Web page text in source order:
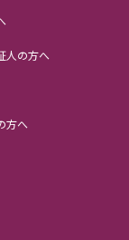
人の方へ
方へ